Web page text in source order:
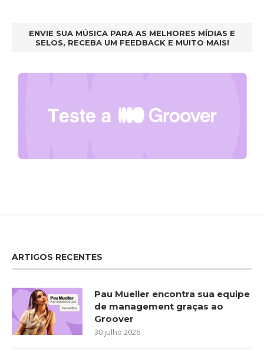
ENVIE SUA MÚSICA PARA AS MELHORES MÍDIAS E
SELOS, RECEBA UM FEEDBACK E MUITO MAIS!
ARTIGOS RECENTES
Pau Mueller encontra sua equipe
de management graças ao
Groover
30 julho 2026